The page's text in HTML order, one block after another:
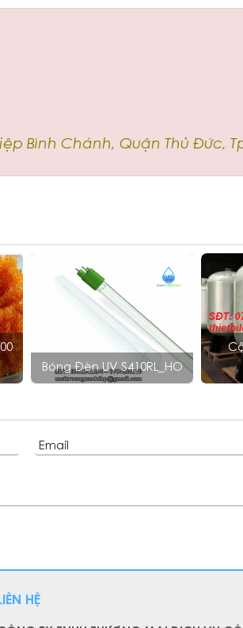
Bình Chánh, Quận Thủ Đức,
Bóng Đèn UV S410RL_HO
Email
LIÊN HỆ